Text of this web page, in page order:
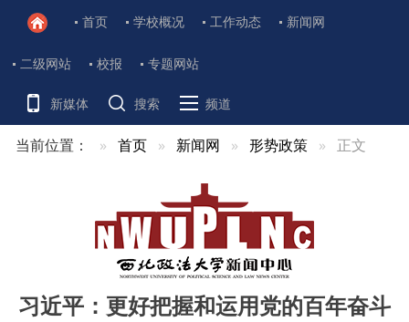
首页 学校概况 工作动态 新闻网
二级网站 校报 专题网站
新媒体 搜索 频道
当前位置： 首页 新闻网 形势政策 正文
习近平：更好把握和运用党的百年奋斗